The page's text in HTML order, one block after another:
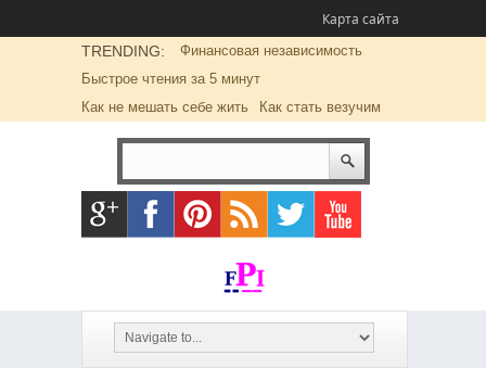
Карта сайта
TRENDING:
Финансовая независимость
Быстрое чтения за 5 минут
Как не мешать себе жить
Как стать везучим